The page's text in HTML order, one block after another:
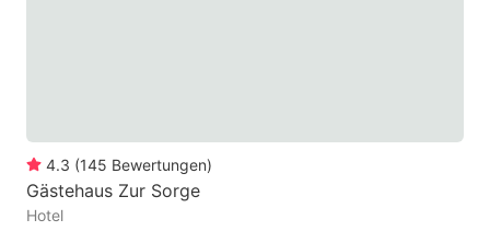
4.3 (145 Bewertungen)
Gästehaus Zur Sorge
Hotel